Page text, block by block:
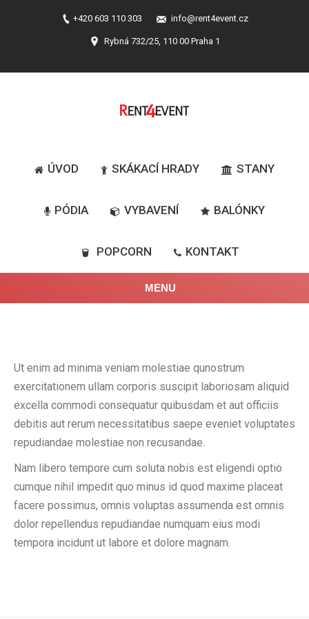
+420 603 110 303 info@rent4event.cz
Rybná 732/25, 110 00 Praha 1
ÚVOD SKÁKACÍ HRADY STANY
PÓDIA VYBAVENÍ BALÓNKY
POPCORN KONTAKT
MENU
Ut enim ad minima veniam molestiae qunostrum
exercitationem ullam corporis suscipit laboriosam aliquid
excella commodi consequatur quibusdam et aut officiis
debitis aut rerum necessitatibus saepe eveniet voluptates
repudiandae molestiae non recusandae.
Nam libero tempore cum soluta nobis est eligendi optio
cumque nihil impedit quo minus id quod maxime placeat
facere possimus, omnis voluptas assumenda est omnis
dolor repellendus repudiandae numquam eius modi
tempora incidunt ut labore et dolore magnam.